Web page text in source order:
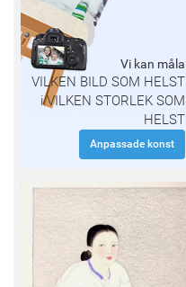
Vi kan måla
VILKEN BILD SOM HELST
i VILKEN STORLEK SOM
HELST
Anpassade konst